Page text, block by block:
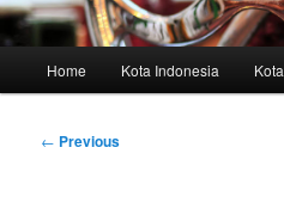
Home Kota Indonesia Kota
Post
← Previous